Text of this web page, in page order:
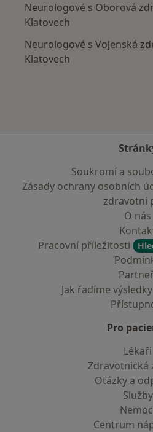
Neurologové s Oborová
Klatovech
Neurologové s Vojenská
Klatovech
Soukromí a
Zásady ochrany osobních
zdravotní
O nás
Pracovní příležitosti
Jak řadíme
Pro
Lékaři
Zdravotnická
Otázky a
Služby
Centrum